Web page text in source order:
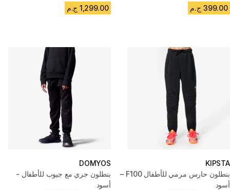
399.00 ج.م 1,299.00 ج.م
KIPSTA
بنطلون حارس مرمي للأطفال F100 –
أسود
DOMYOS
بنطلون جري مع جيوب للأطفال -
أسود